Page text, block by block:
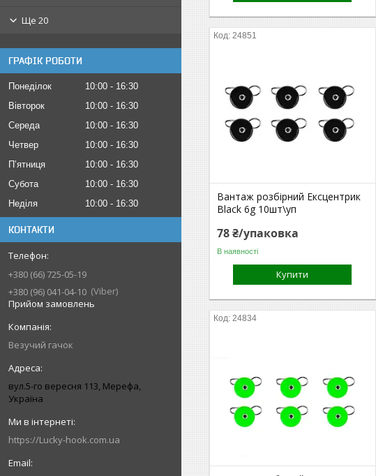
Ще 20
ГРАФІК РОБОТИ
Понеділок 10:00
16:30
Вівторок
10:00
16:30
Середа
10:00
16:30
Четвер
10:00
16:30
Пʼятниця
10:00
16:30
Субота
10:00
16:30
Неділя
10:00 16:30
КОНТАКТИ
+380 (66) 725-05-19
+380 (96) 041-04-10 Viber
Прийом замовлень
Везучий гачок
вул.5-го вересня 113, Мерефа,
Україна
https://Lucky-hook.com.ua
24851
Вантаж розбірний Ексцентрик
Black 6g 10шт\уп
78 ₴/упаковка
В наявності
Купити
24834